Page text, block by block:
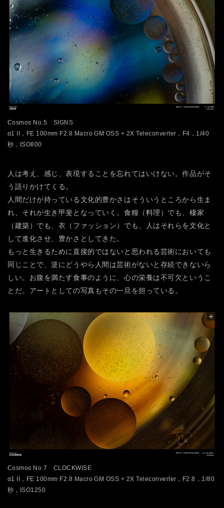
Cosmos No.5 SIGNS
α1 II，FE 100mm F2.8 Macro GM OSS + 2X Teleconverter，F4，1/40
秒，ISO800
人は考え、感じ、表現することを忘れてはいけない。作品がそ
う語りかけてくる。
人間だけが持っている文化的豊かさはそういうところから生ま
れ、それが生き甲斐となっていく。食糧（料理）でも、棲家
（建築）でも、衣（ファッション）でも、人はそれらを文化と
して進化させ、豊かさとしてきた。
もっと生きるために直接的ではないと思われる芸術においても
同じことで、逆にどうやら人間は芸術がないと存続できないら
しい。お腹を満たす食事のように、心の栄養は不可欠というこ
とだ。アートとしての写真もその一旦を担っている。
Cosmos No.7 CLOCKWISE
α1 II，FE 100mm F2.8 Macro GM OSS + 2X Teleconverter，F2.8，1/80
秒，ISO1250